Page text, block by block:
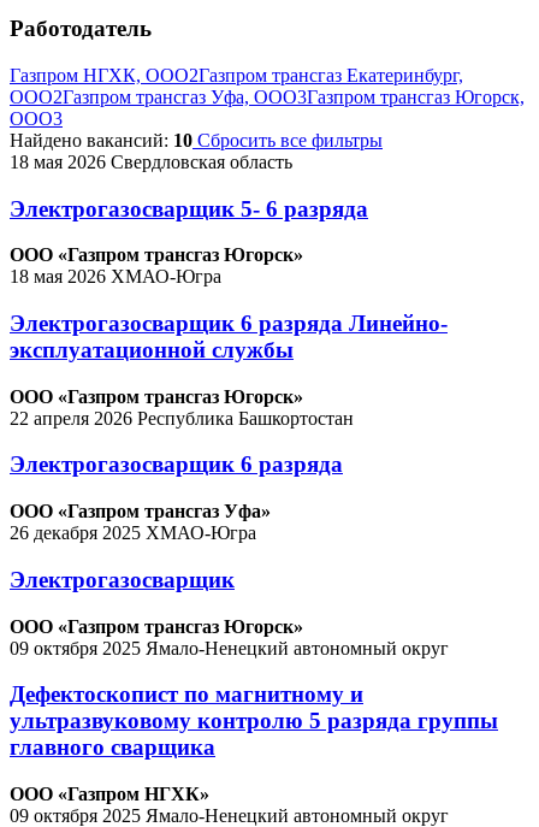
Работодатель
Газпром НГХК, ООО2Газпром трансгаз Екатеринбург,
ООО2Газпром трансгаз Уфа, ООО3Газпром трансгаз Югорск,
ООО3
Найдено вакансий: 10 Сбросить все фильтры
18 мая 2026 Свердловская область
Электрогазосварщик 5- 6 разряда
ООО «Газпром трансгаз Югорск»
18 мая 2026 ХМАО-Югра
Электрогазосварщик 6 разряда Линейно-
эксплуатационной службы
ООО «Газпром трансгаз Югорск»
22 апреля 2026 Республика Башкортостан
Электрогазосварщик 6 разряда
ООО «Газпром трансгаз Уфа»
26 декабря 2025 ХМАО-Югра
Электрогазосварщик
ООО «Газпром трансгаз Югорск»
09 октября 2025 Ямало-Ненецкий автономный округ
Дефектоскопист по магнитному и
ультразвуковому контролю 5 разряда группы
главного сварщика
ООО «Газпром НГХК»
09 октября 2025 Ямало-Ненецкий автономный округ